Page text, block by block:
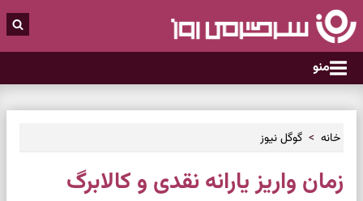
منو
خانه گوگل نیوز
زمان واریز یارانه نقدی و کالابرگ